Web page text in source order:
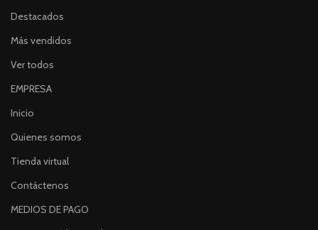
Destacados
Más vendidos
Ver todos
EMPRESA
Inicio
Quienes somos
Tienda virtual
Contáctenos
MEDIOS DE PAGO